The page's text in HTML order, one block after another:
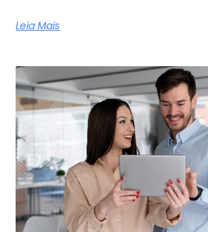
Leia Mais